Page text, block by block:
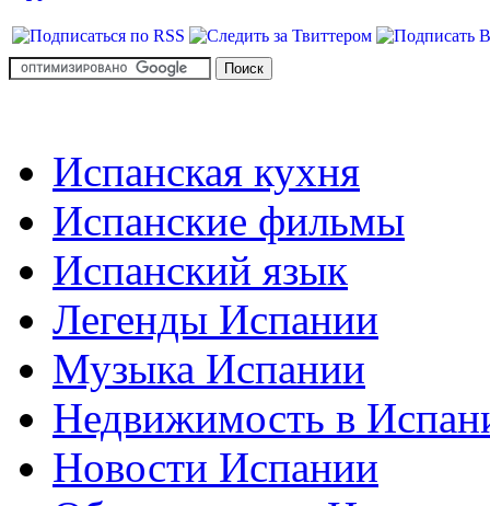
Испанская кухня
Испанские фильмы
Испанский язык
Легенды Испании
Музыка Испании
Недвижимость в
Новости Испании